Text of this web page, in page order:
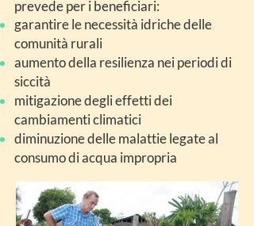
prevede per i beneficiari:
garantire le necessità idriche delle
comunità rurali
aumento della resilienza nei periodi di
siccità
mitigazione degli effetti dei
cambiamenti climatici
diminuzione delle malattie legate al
consumo di acqua impropria